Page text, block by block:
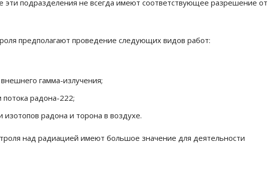
эти подразделения не всегда имеют соответствующее разрешение от
предполагают проведение следующих видов работ:
гамма-излучения;
потока радона-222;
изотопов радона и торона в воздухе.
над радиацией имеют большое значение для деятельности